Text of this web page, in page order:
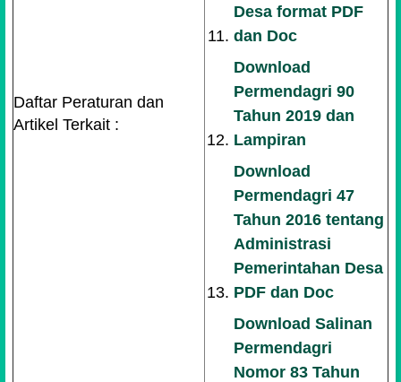
Daftar Peraturan dan
Artikel Terkait :
Desa format PDF
dan Doc
Download
Permendagri 90
Tahun 2019 dan
Lampiran
Download
Permendagri 47
Tahun 2016 tentang
Administrasi
Pemerintahan Desa
PDF dan Doc
Download Salinan
Permendagri
Nomor 83 Tahun